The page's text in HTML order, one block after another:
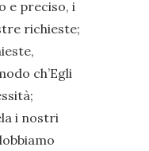
e preciso, i
richieste;
ch’Egli
i nostri